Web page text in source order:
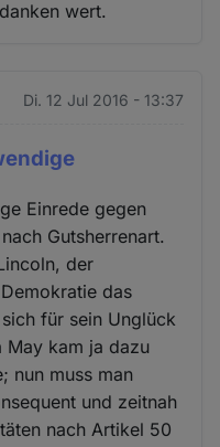
wert.
Di. 12 Jul 2016 - 13:37
Einrede gegen
Gutsherrenart.
der
das
für sein Unglück
May kam ja dazu
nun muss man
und zeitnah
nach Artikel 50